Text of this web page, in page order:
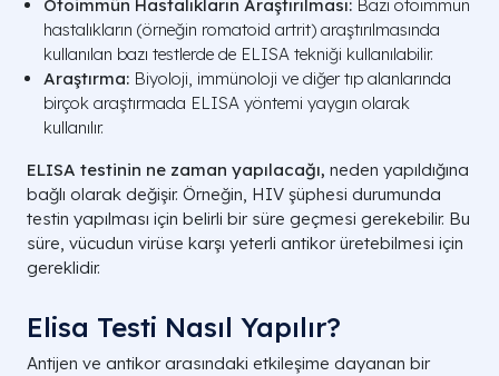
Otoimmün Hastalıkların Araştırılması: Bazı otoimmün
hastalıkların (örneğin romatoid artrit) araştırılmasında
kullanılan bazı testlerde de ELISA tekniği kullanılabilir.
Araştırma: Biyoloji, immünoloji ve diğer tıp alanlarında
birçok araştırmada ELISA yöntemi yaygın olarak
kullanılır.
ELISA testinin ne zaman yapılacağı, neden yapıldığına
bağlı olarak değişir. Örneğin, HIV şüphesi durumunda
testin yapılması için belirli bir süre geçmesi gerekebilir. Bu
süre, vücudun virüse karşı yeterli antikor üretebilmesi için
gereklidir.
​Elisa Testi Nasıl Yapılır?
Antijen ve antikor arasındaki etkileşime dayanan bir